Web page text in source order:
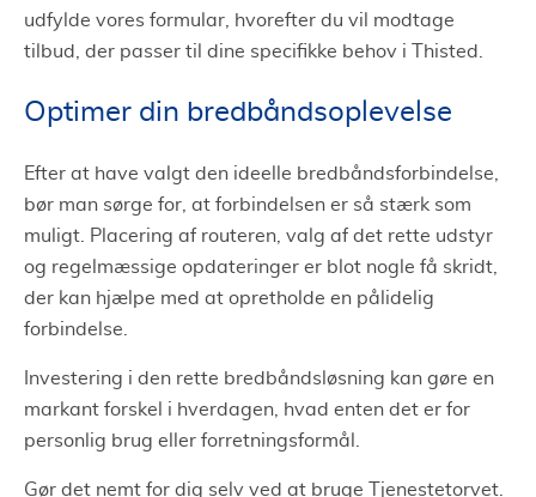
udfylde vores formular, hvorefter du vil modtage
tilbud, der passer til dine specifikke behov i Thisted.
Optimer din bredbåndsoplevelse
Efter at have valgt den ideelle bredbåndsforbindelse,
bør man sørge for, at forbindelsen er så stærk som
muligt. Placering af routeren, valg af det rette udstyr
og regelmæssige opdateringer er blot nogle få skridt,
der kan hjælpe med at opretholde en pålidelig
forbindelse.
Investering i den rette bredbåndsløsning kan gøre en
markant forskel i hverdagen, hvad enten det er for
personlig brug eller forretningsformål.
Gør det nemt for dig selv ved at bruge Tjenestetorvet.